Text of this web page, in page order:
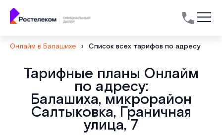
Онлайм в Балашихе › Список всех тарифов по адресу
Тарифные планы Онлайм
по адресу:
Балашиха, микрорайон
Салтыковка, Граничная
улица, 7